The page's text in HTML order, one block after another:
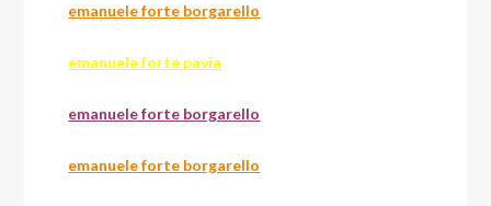
emanuele forte borgarello
emanuele forte pavia
emanuele forte borgarello
emanuele forte borgarello